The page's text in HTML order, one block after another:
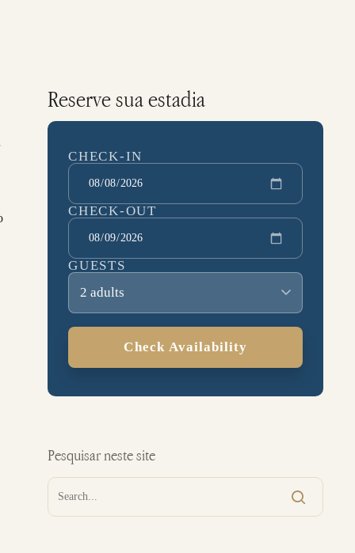
Reserve sua estadia
CHECK-IN
CHECK-OUT
GUESTS
2 adults
Check Availability
Pesquisar neste site